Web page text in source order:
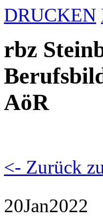
DRUCKEN
rbz
AöR
<- Zurück
20Jan2022